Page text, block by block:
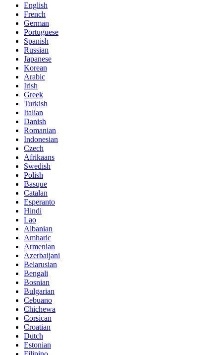
English
French
German
Portuguese
Spanish
Russian
Japanese
Korean
Arabic
Irish
Greek
Turkish
Italian
Danish
Romanian
Indonesian
Czech
Afrikaans
Swedish
Polish
Basque
Catalan
Esperanto
Hindi
Lao
Albanian
Amharic
Armenian
Azerbaijani
Belarusian
Bengali
Bosnian
Bulgarian
Cebuano
Chichewa
Corsican
Croatian
Dutch
Estonian